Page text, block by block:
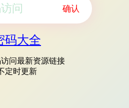
确认
码大全
问最新资源链接
定时更新